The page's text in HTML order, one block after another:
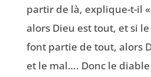
partir de là, explique-t-il
alors Dieu est tout, et si
font partie de tout, alors
et le mal…. Donc le diable